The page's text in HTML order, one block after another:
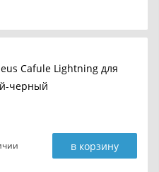
Cafule Lightning для
черный
в корзину